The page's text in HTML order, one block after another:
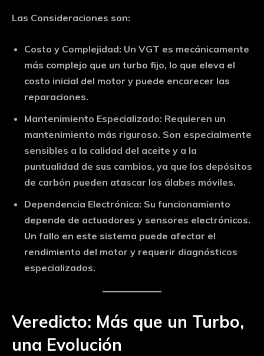
Las Consideraciones son:
Costo y Complejidad: Un VGT es mecánicamente
más complejo que un turbo fijo, lo que eleva el
costo inicial del motor y puede encarecer las
reparaciones.
Mantenimiento Especializado: Requieren un
mantenimiento más riguroso. Son especialmente
sensibles a la calidad del aceite y a la
puntualidad de sus cambios, ya que los depósitos
de carbón pueden atascar los álabes móviles.
Dependencia Electrónica: Su funcionamiento
depende de actuadores y sensores electrónicos.
Un fallo en este sistema puede afectar el
rendimiento del motor y requerir diagnósticos
especializados.
Veredicto: Más que un Turbo,
una Evolución